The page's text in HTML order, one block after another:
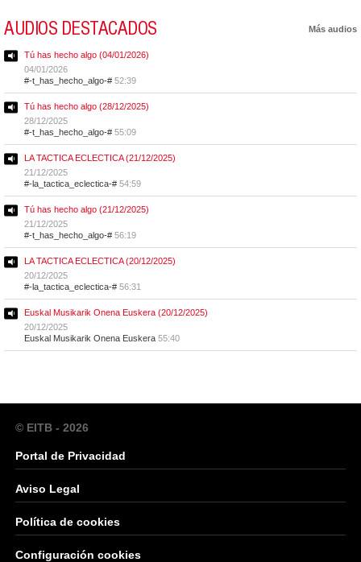
AUDIOS DESTACADOS Más audios
Tú has hecho algo (04/01/2026)
04/01/2026
#-t_has_hecho_algo-# 52:39
Tú has hecho algo (28/12/2025)
28/12/2025
#-t_has_hecho_algo-# 55:09
LA TACTICA ECLECTICA (21/12/2025)
21/12/2025
#-la_tactica_eclectica-# 54:59
Tú has hecho algo (21/12/2025)
21/12/2025
#-t_has_hecho_algo-# 56:19
LA TACTICA ECLECTICA (20/12/2025)
20/12/2025
#-la_tactica_eclectica-# 56:31
Euskal Musikarik Onena Euskera (20/12/2025)
20/12/2025
Euskal Musikarik Onena Euskera 55:40
© EITB - 2026
Portal de Privacidad
Aviso Legal
Política de cookies
Configuración cookies